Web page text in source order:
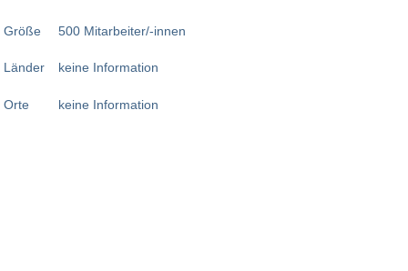
Größe
Länder
Orte
500 Mitarbeiter/-innen
keine Information
keine Information